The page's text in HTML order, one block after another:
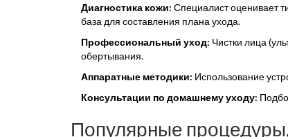
Диагностика кожи: Специалист оценивает
база для составления плана ухода.
Профессиональный уход: Чистки лица
обертывания.
Аппаратные методики: Использование
Консультации по домашнему уходу:
Популярные